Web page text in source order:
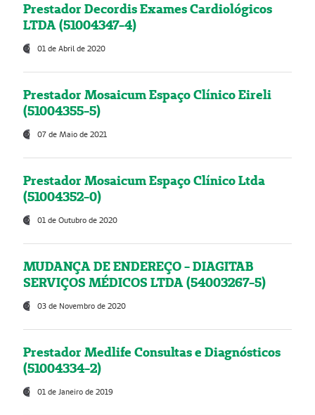
Prestador Decordis Exames Cardiológicos
LTDA (51004347-4)
01 de Abril de 2020
Prestador Mosaicum Espaço Clínico Eireli
(51004355-5)
07 de Maio de 2021
Prestador Mosaicum Espaço Clínico Ltda
(51004352-0)
01 de Outubro de 2020
MUDANÇA DE ENDEREÇO - DIAGITAB
SERVIÇOS MÉDICOS LTDA (54003267-5)
03 de Novembro de 2020
Prestador Medlife Consultas e Diagnósticos
(51004334-2)
01 de Janeiro de 2019